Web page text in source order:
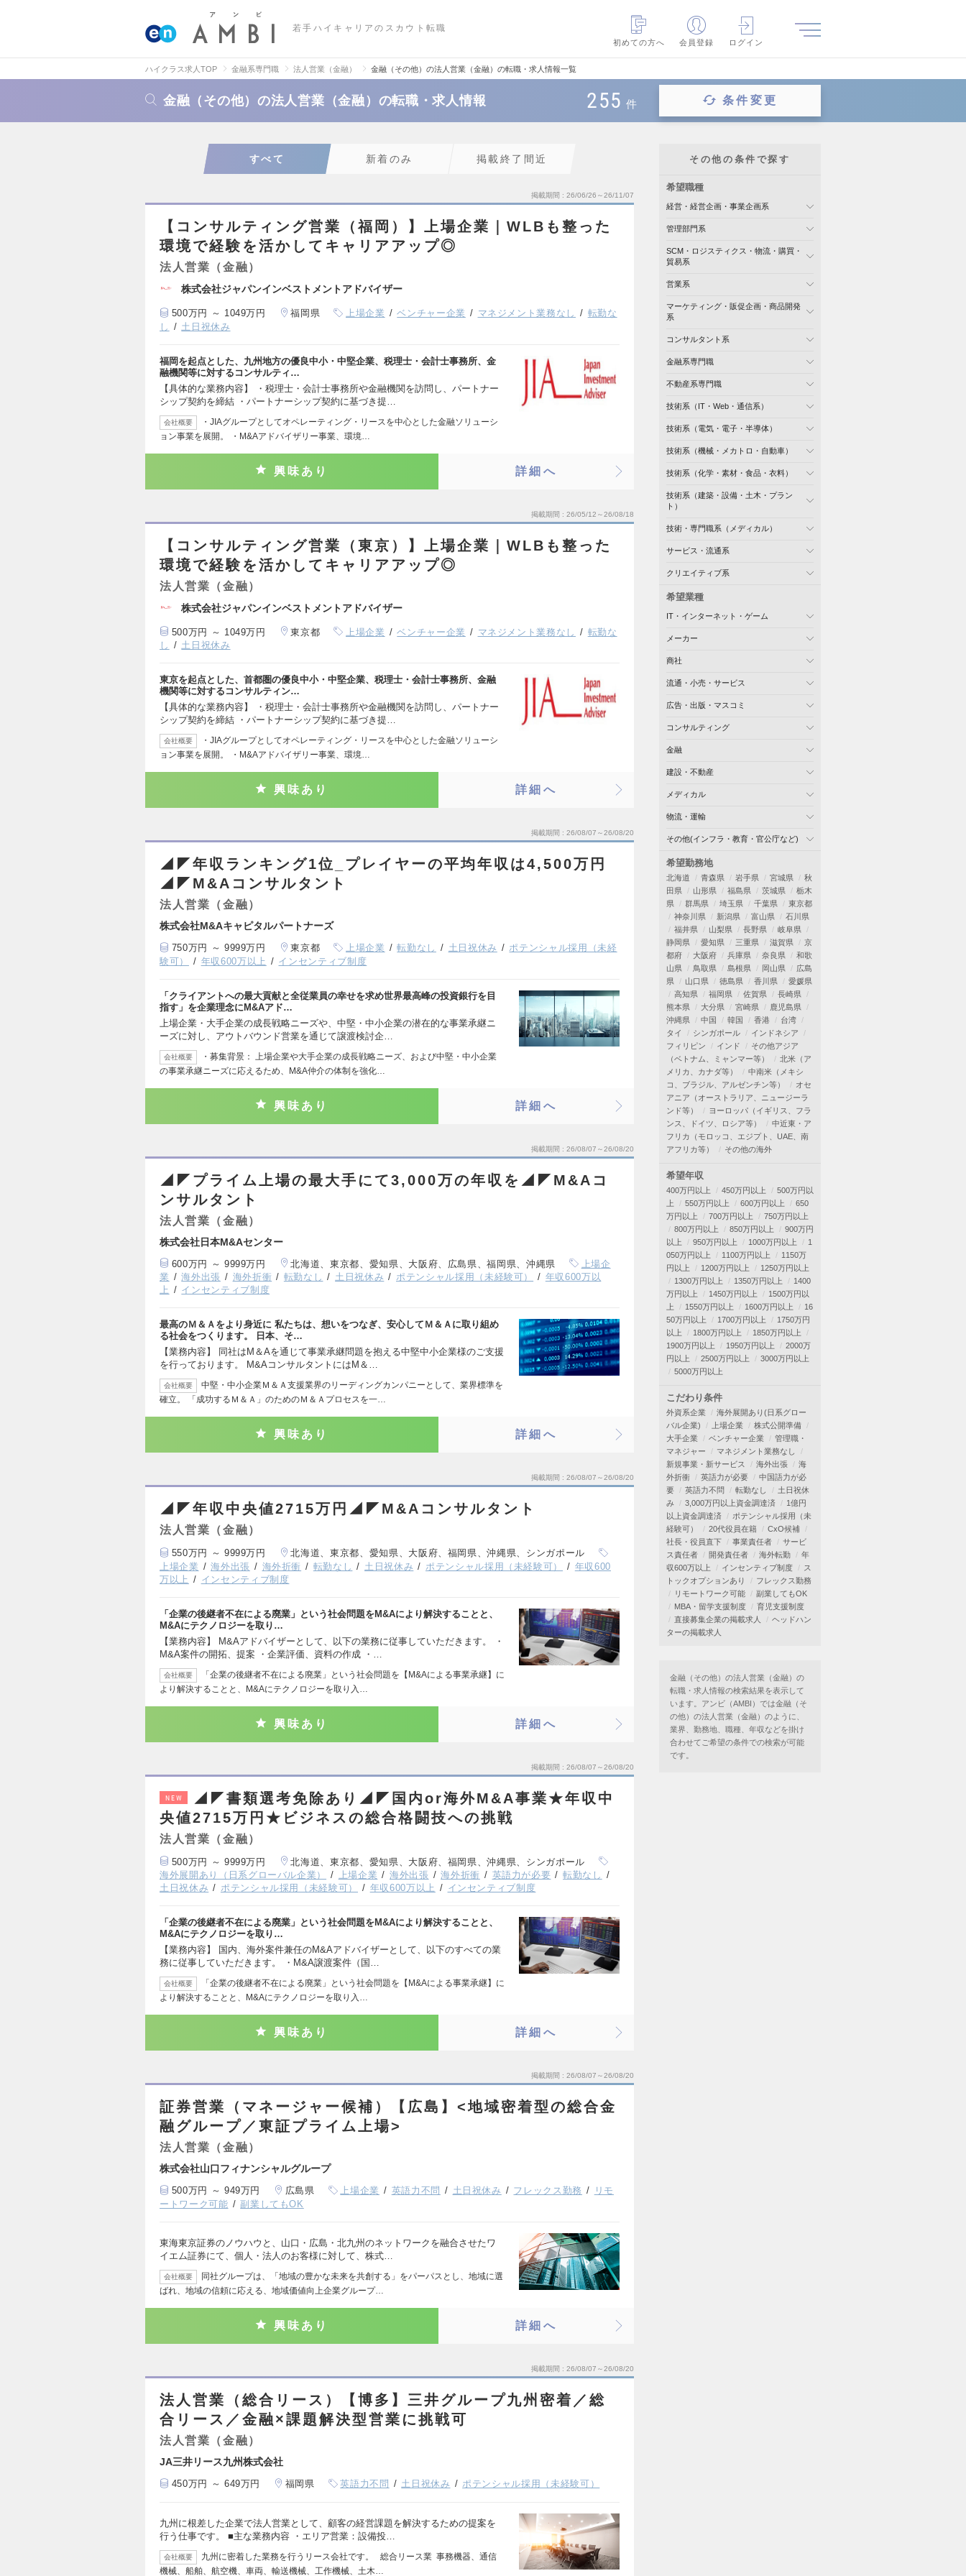
若手ハイキャリアのスカウト転職
初めての方へ
会員登録 ログイン
ハイクラス求人TOP 金融系専門職 法人営業（金融） 金融（その他）の法人営業（金融）の転職・求人情報一覧
金融（その他）の法人営業（金融）の転職・求人情報 255 件 条件変更
すべて 新着のみ 掲載終了間近
掲載期間 26/06/26～26/11/07
【コンサルティング営業（福岡）】上場企業｜WLBも整った
環境で経験を活かしてキャリアアップ◎
法人営業（金融）
株式会社ジャパンインベストメントアドバイザー
500万円 ～ 1049万円 福岡県 上場企業 ベンチャー企業 マネジメント業務なし
転勤な
し
土日祝休み
福岡を起点とした、九州地方の優良中小・中堅企業、税理士・会計士事務所、金
融機関等に対するコンサルティ…
【具体的な業務内容】 ・税理士・会計士事務所や金融機関を訪問し、パートナー
シップ契約を締結 ・パートナーシップ契約に基づき提…
会社概要
・JIAグループとしてオペレーティング・リースを中心とした金融ソリューシ
ョン事業を展開。 ・M&Aアドバイザリー事業、環境…
興味あり 詳細へ
掲載期間 26/05/12～26/08/18
【コンサルティング営業（東京）】上場企業｜WLBも整った
環境で経験を活かしてキャリアアップ◎
法人営業（金融）
株式会社ジャパンインベストメントアドバイザー
500万円 ～ 1049万円 東京都 上場企業 ベンチャー企業 マネジメント業務なし
転勤な
し
土日祝休み
東京を起点とした、首都圏の優良中小・中堅企業、税理士・会計士事務所、金融
機関等に対するコンサルティン…
【具体的な業務内容】 ・税理士・会計士事務所や金融機関を訪問し、パートナー
シップ契約を締結 ・パートナーシップ契約に基づき提…
会社概要
・JIAグループとしてオペレーティング・リースを中心とした金融ソリューシ
ョン事業を展開。 ・M&Aアドバイザリー事業、環境…
興味あり 詳細へ
掲載期間 26/08/07～26/08/20
◢◤年収ランキング1位_プレイヤーの平均年収は4,500万円
◢◤M&Aコンサルタント
法人営業（金融）
株式会社M&Aキャピタルパートナーズ
750万円 ～ 9999万円 東京都 上場企業 転勤なし 土日祝休み
ポテンシャル採用（未経
験可）
年収600万以上 インセンティブ制度
「クライアントへの最大貢献と全従業員の幸せを求め世界最高峰の投資銀行を目
指す」を企業理念にM&Aアド…
上場企業・大手企業の成長戦略ニーズや、中堅・中小企業の潜在的な事業承継ニ
ーズに対し、アウトバウンド営業を通じて譲渡検討企…
会社概要
・募集背景： 上場企業や大手企業の成長戦略ニーズ、および中堅・中小企業
の事業承継ニーズに応えるため、M&A仲介の体制を強化…
興味あり 詳細へ
掲載期間 26/08/07～26/08/20
◢◤プライム上場の最大手にて3,000万の年収を◢◤M&Aコ
ンサルタント
法人営業（金融）
株式会社日本M&Aセンター
600万円 ～ 9999万円 北海道、東京都、愛知県、大阪府、広島県、福岡県、沖縄県
上場企
業
海外出張 海外折衝 転勤なし 土日祝休み ポテンシャル採用（未経験可）
年収600万以
上
インセンティブ制度
最高のＭ＆Ａをより身近に 私たちは、想いをつなぎ、安心してＭ＆Ａに取り組め
る社会をつくります。 日本、そ…
【業務内容】 同社はM＆Aを通じて事業承継問題を抱える中堅中小企業様のご支援
を行っております。 M&AコンサルタントにはM＆…
会社概要
中堅・中小企業Ｍ＆Ａ支援業界のリーディングカンパニーとして、業界標準を
確立。 「成功するＭ＆Ａ」のためのＭ＆Ａプロセスを一…
興味あり 詳細へ
掲載期間 26/08/07～26/08/20
◢◤年収中央値2715万円◢◤M&Aコンサルタント
法人営業（金融）
550万円 ～ 9999万円
北海道、東京都、愛知県、大阪府、福岡県、沖縄県、シンガポール
上場企業
海外出張 海外折衝 転勤なし 土日祝休み ポテンシャル採用（未経験可）
年収600
万以上
インセンティブ制度
「企業の後継者不在による廃業」という社会問題をM&Aにより解決することと、
M&Aにテクノロジーを取り…
【業務内容】 M&Aアドバイザーとして、以下の業務に従事していただきます。 ・
M&A案件の開拓、提案 ・企業評価、資料の作成 ・…
会社概要
「企業の後継者不在による廃業」という社会問題を【M&Aによる事業承継】に
より解決することと、M&Aにテクノロジーを取り入…
興味あり 詳細へ
掲載期間 26/08/07～26/08/20
NEW
◢◤書類選考免除あり◢◤国内or海外M&A事業★年収中
央値2715万円★ビジネスの総合格闘技への挑戦
法人営業（金融）
500万円 ～ 9999万円
北海道、東京都、愛知県、大阪府、福岡県、沖縄県、シンガポール
海外展開あり（日系グローバル企業）
上場企業 海外出張 海外折衝 英語力が必要
転勤なし
土日祝休み
ポテンシャル採用（未経験可） 年収600万以上 インセンティブ制度
「企業の後継者不在による廃業」という社会問題をM&Aにより解決することと、
M&Aにテクノロジーを取り…
【業務内容】 国内、海外案件兼任のM&Aアドバイザーとして、以下のすべての業
務に従事していただきます。 ・M&A譲渡案件（国…
会社概要
「企業の後継者不在による廃業」という社会問題を【M&Aによる事業承継】に
より解決することと、M&Aにテクノロジーを取り入…
興味あり 詳細へ
掲載期間 26/08/07～26/08/20
証券営業（マネージャー候補）【広島】<地域密着型の総合金
融グループ／東証プライム上場>
法人営業（金融）
株式会社山口フィナンシャルグループ
500万円 ～ 949万円 広島県 上場企業 英語力不問 土日祝休み フレックス勤務
リモ
ートワーク可能
副業してもOK
東海東京証券のノウハウと、山口・広島・北九州のネットワークを融合させたワ
イエム証券にて、個人・法人のお客様に対して、株式…
会社概要
同社グループは、「地域の豊かな未来を共創する」をパーパスとし、地域に選
ばれ、地域の信頼に応える、地域価値向上企業グループ…
興味あり 詳細へ
掲載期間 26/08/07～26/08/20
法人営業（総合リース）【博多】三井グループ九州密着／総
合リース／金融×課題解決型営業に挑戦可
法人営業（金融）
JA三井リース九州株式会社
450万円 ～ 649万円 福岡県 英語力不問 土日祝休み ポテンシャル採用（未経験可）
九州に根差した企業で法人営業として、顧客の経営課題を解決するための提案を
行う仕事です。 ■主な業務内容 ・エリア営業：設備投…
会社概要
九州に密着した業務を行うリース会社です。 総合リース業 事務機器、通信
機械、船舶、航空機、車両、輸送機械、工作機械、土木…
その他の条件で探す
希望職種
経営・経営企画・事業企画系
管理部門系
SCM・ロジスティクス・物流・購買・
貿易系
営業系
マーケティング・販促企画・商品開発
系
コンサルタント系
金融系専門職
不動産系専門職
技術系（IT・Web・通信系）
技術系（電気・電子・半導体）
技術系（機械・メカトロ・自動車）
技術系（化学・素材・食品・衣料）
技術系（建築・設備・土木・プラン
ト）
技術・専門職系（メディカル）
サービス・流通系
クリエイティブ系
希望業種
IT・インターネット・ゲーム
メーカー
商社
流通・小売・サービス
広告・出版・マスコミ
コンサルティング
金融
建設・不動産
メディカル
物流・運輸
その他(インフラ・教育・官公庁など)
希望勤務地
北海道 青森県 岩手県 宮城県
秋
田県
山形県 福島県 茨城県
栃木
県
群馬県 埼玉県 千葉県
東京都
神奈川県
新潟県 富山県
石川県
福井県
山梨県 長野県
岐阜県
静岡県
愛知県 三重県 滋賀県
京
都府
大阪府 兵庫県 奈良県
和歌
山県
鳥取県 島根県 岡山県
広島
県
山口県 徳島県 香川県
愛媛県
高知県
福岡県 佐賀県
長崎県
熊本県
大分県 宮崎県
鹿児島県
沖縄県
中国 韓国 香港
台湾
タイ
シンガポール
インドネシア
フィリピン
インド
その他アジア
（ベトナム、ミャンマー等）
北米（ア
メリカ、カナダ等）
中南米（メキシ
コ、ブラジル、アルゼンチン等）
オセ
アニア（オーストラリア、ニュージーラ
ンド等）
ヨーロッパ（イギリス、フラ
ンス、ドイツ、ロシア等）
中近東・ア
フリカ（モロッコ、エジプト、UAE、南
アフリカ等）
その他の海外
希望年収
400万円以上 450万円以上
500万円以
上
550万円以上 600万円以上
650
万円以上
700万円以上
750万円以上
800万円以上
850万円以上
900万円
以上
950万円以上 1000万円以上
1
050万円以上
1100万円以上
1150万
円以上
1200万円以上
1250万円以上
1300万円以上
1350万円以上
1400
万円以上
1450万円以上
1500万円以
上
1550万円以上 1600万円以上
16
50万円以上
1700万円以上
1750万円
以上
1800万円以上
1850万円以上
1900万円以上
1950万円以上
2000万
円以上
2500万円以上
3000万円以上
5000万円以上
こだわり条件
外資系企業
海外展開あり(日系グロー
バル企業)
上場企業
株式公開準備
大手企業
ベンチャー企業
管理職・
マネジャー
マネジメント業務なし
新規事業・新サービス
海外出張
海
外折衝
英語力が必要
中国語力が必
要
英語力不問 転勤なし
土日祝休
み
3,000万円以上資金調達済
1億円
以上資金調達済
ポテンシャル採用（未
経験可）
20代役員在籍
CxO候補
社長・役員直下
事業責任者
サービ
ス責任者
開発責任者 海外転勤
年
収600万以上
インセンティブ制度
ス
トックオプションあり
フレックス勤務
リモートワーク可能
副業してもOK
MBA・留学支援制度
育児支援制度
直接募集企業の掲載求人
ヘッドハン
ターの掲載求人
金融（その他）の法人営業（金融）の
転職・求人情報の検索結果を表示して
います。アンビ（AMBI）では金融（そ
の他）の法人営業（金融）のように、
業界、勤務地、職種、年収などを掛け
合わせてご希望の条件での検索が可能
です。